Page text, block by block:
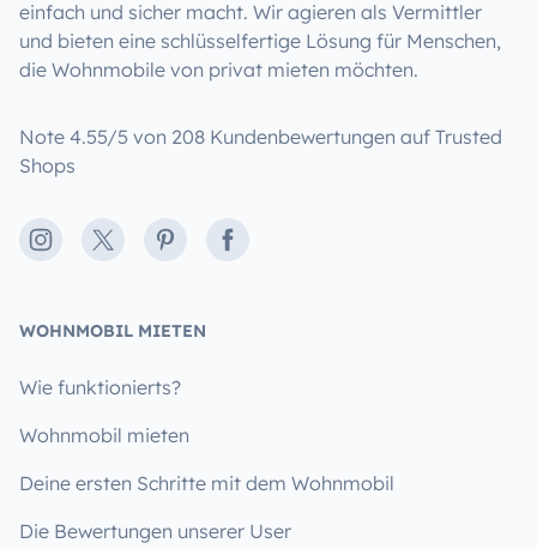
einfach und sicher macht. Wir agieren als Vermittler
und bieten eine schlüsselfertige Lösung für Menschen,
die Wohnmobile von privat mieten möchten.
Note 4.55/5 von 208 Kundenbewertungen auf Trusted
Shops
Instagram
X PinterestFacebook
WOHNMOBIL MIETEN
Wie funktionierts?
Wohnmobil mieten
Deine ersten Schritte mit dem Wohnmobil
Die Bewertungen unserer User